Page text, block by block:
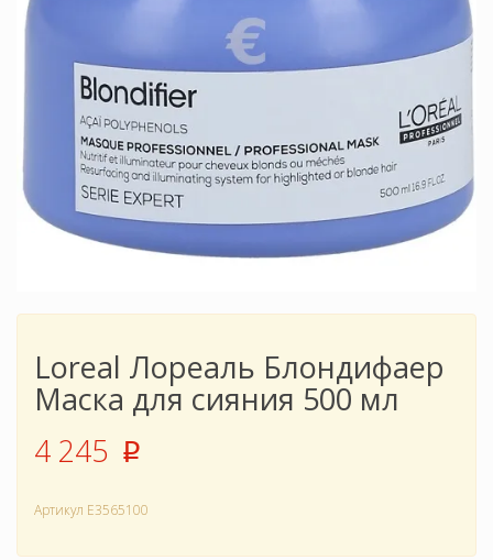
Loreal Лореаль Блондифаер
Маска для сияния 500 мл
4 245 p
Артикул E3565100